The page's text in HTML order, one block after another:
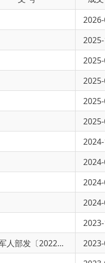
全民国防教育月和“9·30”烈士
2025-12-10
军人事务局举办退役军人服务
2025-08-15
赓续·2025·清明祭英烈活动
2025-04-07
军人事务局2024年法治政府建
2025-03-13
门 共享光荣和喜悦 2025-01-22
军人积极参加金秋招聘月专场
2024-11-27
办“学思践悟强能力 满腔热忱优
2024-09-11
实地参观，这场见学培训干货足
2024-06-06
军人事务局政府信息公开指南
2023-11-06
役金退役军人服务管理规定
退役军人部发〔2022〕43号 2023-06-06
人，请关注退役军人就业创业
2023-03-16
役军人事务信息化建设的指导
2022-09-01
公厅、国务院办公厅、中央军
2022-09-01